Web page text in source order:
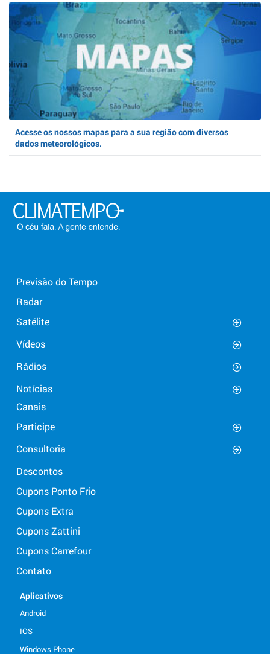
Acesse os nossos mapas para a sua região com diversos
dados meteorológicos.
Previsão do Tempo
Radar
Satélite
Vídeos
Rádios
Notícias
Canais
Participe
Consultoria
Descontos
Cupons Ponto Frio
Cupons Extra
Cupons Zattini
Cupons Carrefour
Contato
Aplicativos
Android
IOS
Windows Phone